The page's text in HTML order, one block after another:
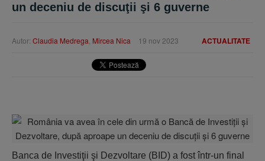
un deceniu de discuţii şi 6 guverne
ACTUALITATE
Autor: Claudia Medrega Mircea Nica 19 nov 2023
Banca de Investiţii şi Dezvoltare (BID) a fost într-un final